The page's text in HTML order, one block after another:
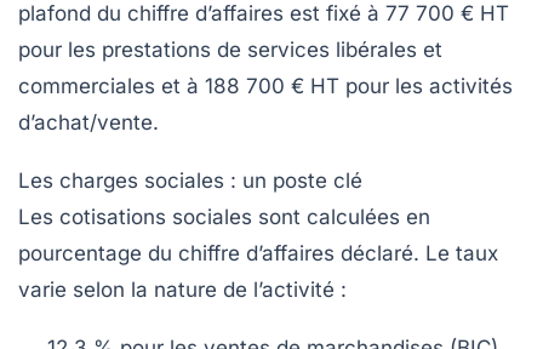
plafond du chiffre d’affaires est fixé à 77 700 € HT
pour les prestations de services libérales et
commerciales et à 188 700 € HT pour les activités
d’achat/vente.
Les charges sociales : un poste clé
Les cotisations sociales sont calculées en
pourcentage du chiffre d’affaires déclaré. Le taux
varie selon la nature de l’activité :